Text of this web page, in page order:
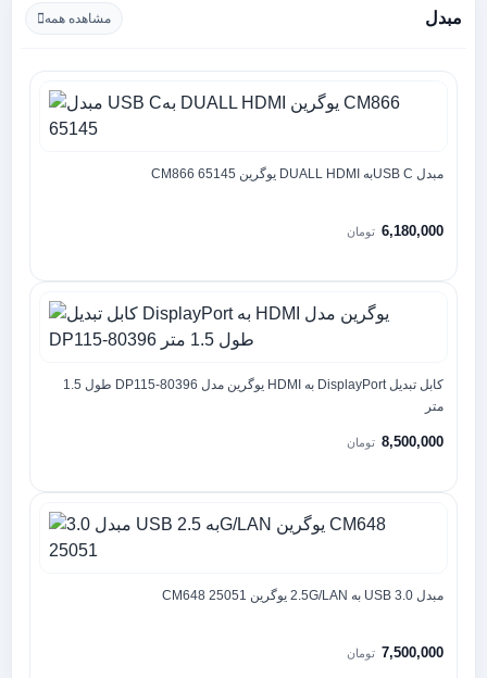
مبدل مشاهده همه
مبدل USB Cبه DUALL HDMI یوگرین CM866 65145
6,180,000 تومان
کابل تبدیل DisplayPort به HDMI یوگرین مدل DP115-80396 طول 1.5
متر
8,500,000 تومان
مبدل 3.0 USB به 2.5G/LAN یوگرین CM648 25051
7,500,000 تومان